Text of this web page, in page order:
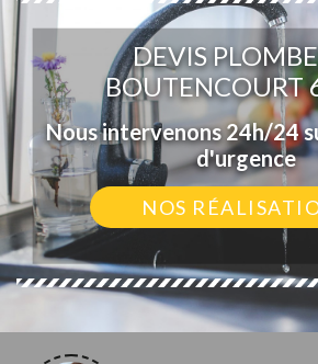
DEVIS
BOUTENCOURT
Nous intervenons 24h/24
d'urgence
NOS